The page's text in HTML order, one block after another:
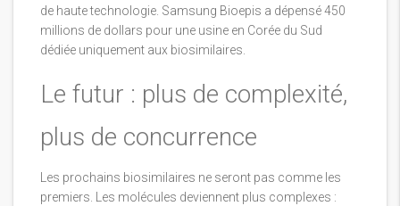
de haute technologie. Samsung Bioepis a dépensé 450
millions de dollars pour une usine en Corée du Sud
dédiée uniquement aux biosimilaires.
Le futur : plus de complexité,
plus de concurrence
Les prochains biosimilaires ne seront pas comme les
premiers. Les molécules deviennent plus complexes :